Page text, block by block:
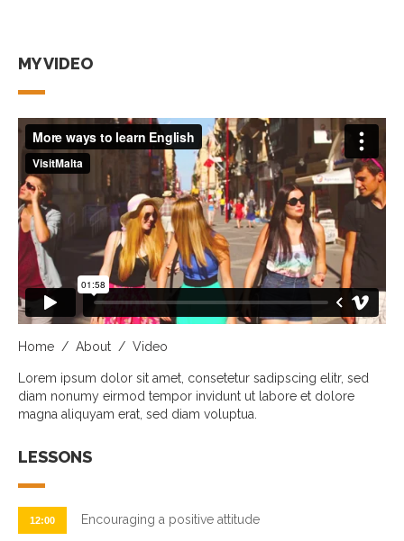
MY VIDEO
Home / About / Video
Lorem ipsum dolor sit amet, consetetur sadipscing elitr, sed
diam nonumy eirmod tempor invidunt ut labore et dolore
magna aliquyam erat, sed diam voluptua.
LESSONS
12:00 Encouraging a positive attitude